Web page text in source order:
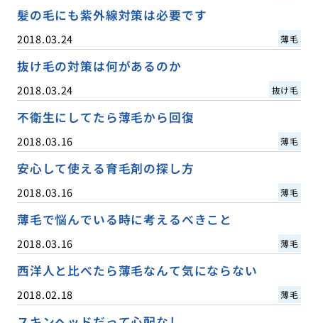
髪の毛にも紫外線対策は必要です
2018.03.24 薄毛
抜け毛の対策は何があるのか
2018.03.24 抜け毛
不衛生にしてたら薄毛から回復
2018.03.16 薄毛
安心して使える育毛剤の探し方
2018.03.16 薄毛
薄毛で悩んでいる時に考えるべきこと
2018.03.16 薄毛
西洋人と比べたら薄毛なんて気にならない
2018.02.18 薄毛